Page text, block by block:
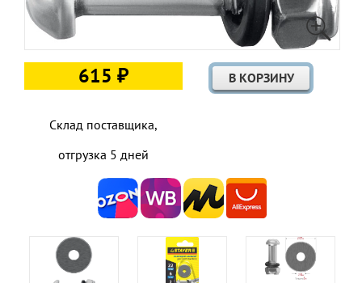
615 ₽
Склад поставщика,
отгрузка 5 дней